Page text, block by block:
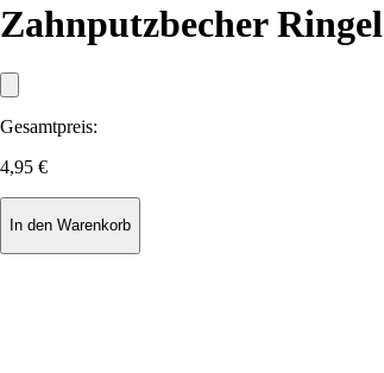
Zahnputzbecher Ringel
Gesamtpreis:
4,95 €
In den Warenkorb